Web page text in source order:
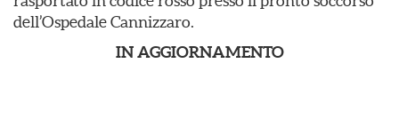
dell’Ospedale Cannizzaro.
IN AGGIORNAMENTO